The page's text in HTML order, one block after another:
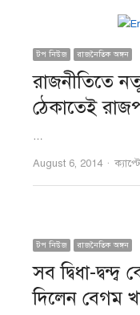
টপ নিউজ রাজনৈতিক অঙ্গন
রাজনীতিতে
ঠেকাতেই
…
August 6, 2014
টপ নিউজ রাজনৈতিক অঙ্গন
সব দ্বিধা-
দিলেন বেগম